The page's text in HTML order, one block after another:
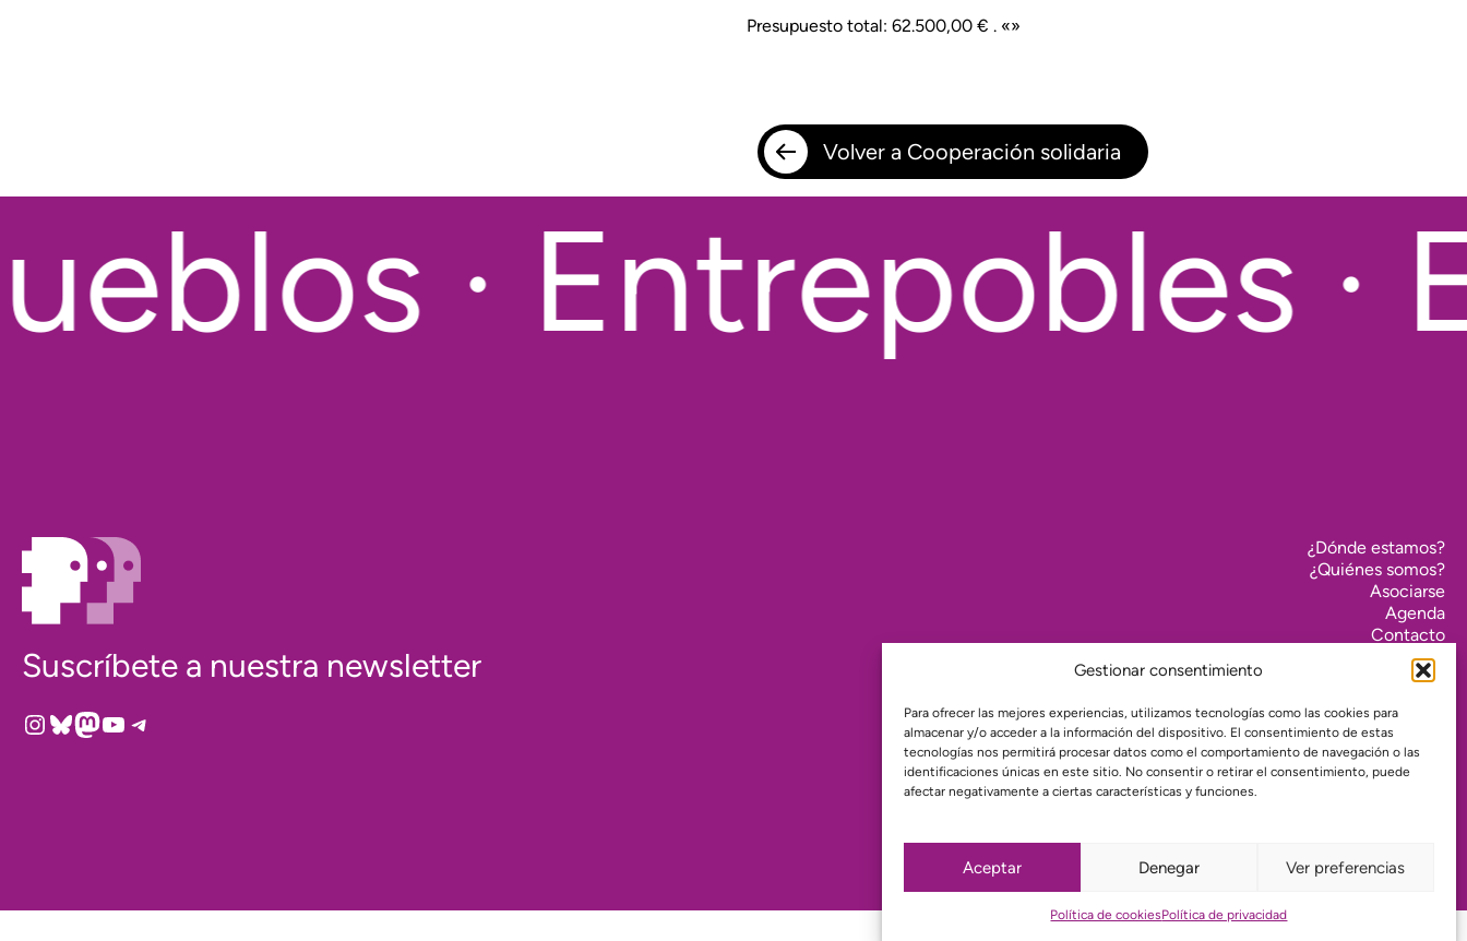
Gestionar consentimiento
Para ofrecer las mejores experiencias, utilizamos tecnologías como las cookies para
almacenar y/o acceder a la información del dispositivo. El consentimiento de estas
tecnologías nos permitirá procesar datos como el comportamiento de navegación o las
identificaciones únicas en este sitio. No consentir o retirar el consentimiento, puede
afectar negativamente a ciertas características y funciones.
Aceptar Denegar Ver preferencias
Política de cookiesPolítica de privacidad
Presupuesto total: 62.500,00 € . «»
Volver a Cooperación solidaria
· Entrepobles ·
Suscríbete a nuestra newsletter
Instagram
Bluesky
Mastodon
YouTube
Telegram
¿Dónde estamos?
¿Quiénes somos?
Asociarse
Agenda
Contacto
Transparencia
Política de cookies (UE)
Política de privacidad
Proyecto web financiado por: